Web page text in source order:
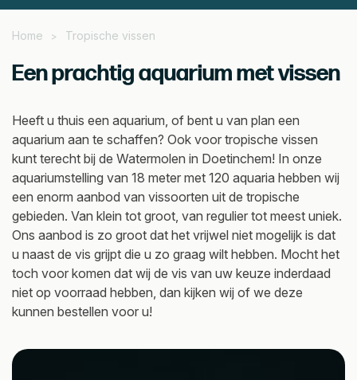
Home > Tropische vissen
Een prachtig aquarium met vissen
Heeft u thuis een aquarium, of bent u van plan een
aquarium aan te schaffen? Ook voor tropische vissen
kunt terecht bij de Watermolen in Doetinchem! In onze
aquariumstelling van 18 meter met 120 aquaria hebben wij
een enorm aanbod van vissoorten uit de tropische
gebieden. Van klein tot groot, van regulier tot meest uniek.
Ons aanbod is zo groot dat het vrijwel niet mogelijk is dat
u naast de vis grijpt die u zo graag wilt hebben. Mocht het
toch voor komen dat wij de vis van uw keuze inderdaad
niet op voorraad hebben, dan kijken wij of we deze
kunnen bestellen voor u!